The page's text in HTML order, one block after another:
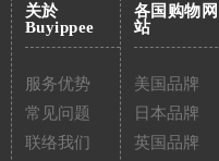
关於
Buyippee
服务优势
常见问题
联络我们
各国购物网
站
美国品牌
日本品牌
英国品牌